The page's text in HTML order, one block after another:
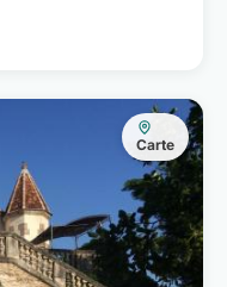
Carte